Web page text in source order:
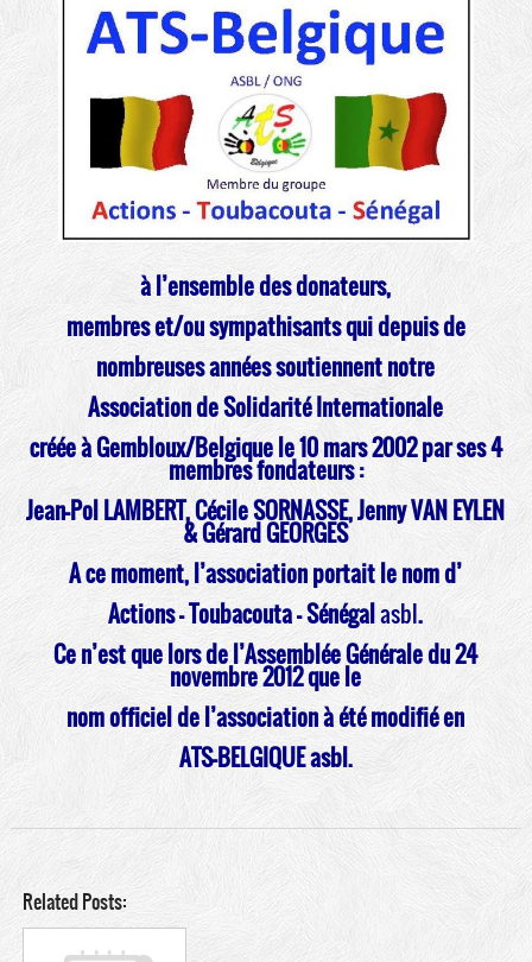
à l’ensemble des donateurs,
membres et/ou sympathisants qui depuis de
nombreuses années soutiennent notre
Association de Solidarité Internationale
créée à Gembloux/Belgique le 10 mars 2002 par ses 4
membres fondateurs :
Jean-Pol LAMBERT, Cécile SORNASSE,Jenny VAN EYLEN
& Gérard GEORGES
A ce moment, l’association portait le nom d’
Actions – Toubacouta – Sénégalasbl.
Ce n’est que lors de l’Assemblée Générale du 24
novembre 2012 que le
nom officiel de l’association à été modifié en
ATS-BELGIQUE asbl.
Related Posts: